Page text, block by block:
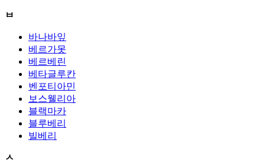
ㅂ
바나바잎
베르가못
베르베린
베타글루칸
벤포티아민
보스웰리아
블랙마카
블루베리
빌베리
ㅅ